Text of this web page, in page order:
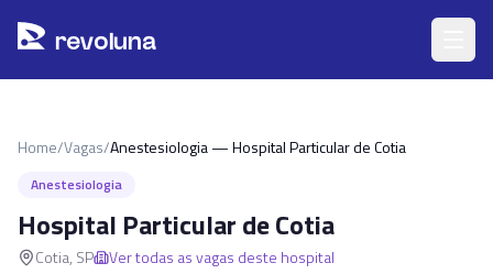
revoluna
Home/Vagas/Anestesiologia — Hospital Particular de Cotia
Anestesiologia
Hospital Particular de Cotia
Cotia, SP Ver todas as vagas deste hospital